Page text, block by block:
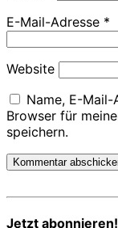
E-Mail-Adresse *
Website
Name, E-Mail-
Browser für
speichern.
Jetzt abonnieren!